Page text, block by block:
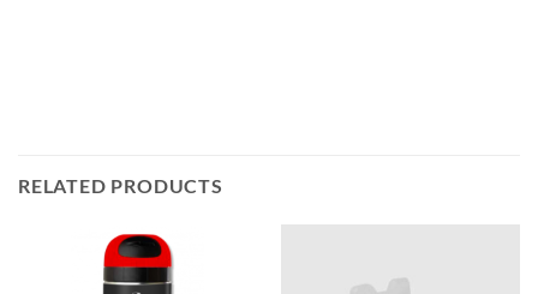
RELATED PRODUCTS